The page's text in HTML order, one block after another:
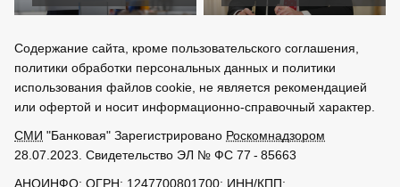
гибели Пригожина –
связано с
Беларуси – Песков
Содержание сайта, кроме пользовательского соглашения,
политики обработки персональных данных и политики
использования файлов cookie, не является рекомендацией
или офертой и носит информационно-справочный характер.
СМИ "Банковая" Зарегистрировано Роскомнадзором
28.07.2023. Свидетельство ЭЛ № ФС 77 - 85663
АНОИНФО; ОГРН: 1247700801700; ИНН/КПП: